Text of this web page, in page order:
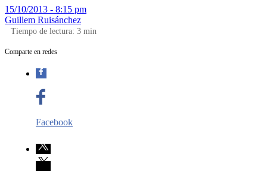
15/10/2013 - 8:15 pm
Guillem Ruisánchez
Tiempo de lectura: 3 min
Comparte en redes
Facebook